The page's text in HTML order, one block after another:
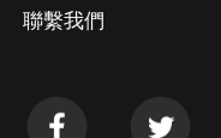
聯繫我們